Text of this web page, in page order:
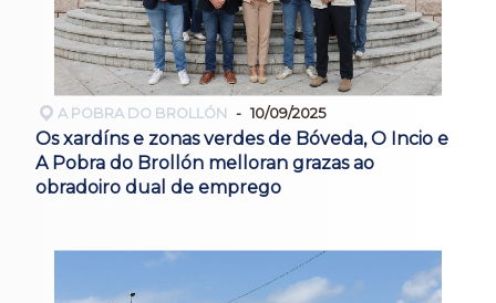
A POBRA DO BROLLÓN 10/09/2025
Os xardíns e zonas verdes de Bóveda, O Incio e
A Pobra do Brollón melloran grazas ao
obradoiro dual de emprego